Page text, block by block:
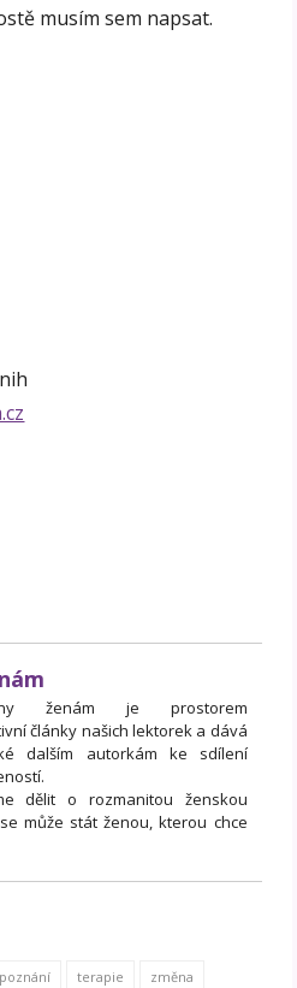
musím sem napsat.
ženám je prostorem
články našich lektorek a dává
dalším autorkám ke sdílení
dělit o rozmanitou ženskou
může stát ženou, kterou chce
terapie změna